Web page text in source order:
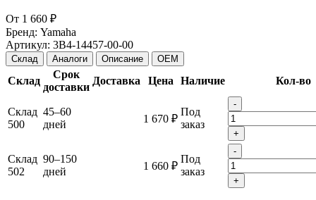
От 1 660 ₽
Бренд: Yamaha
Артикул: 3B4-14457-00-00
Склад Аналоги Описание OEM
Склад
Срок
доставки
Доставка Цена Наличие Кол-во
Склад
500
45–60
дней
1 670 ₽
Под
заказ
-
+
Склад
502
90–150
дней
1 660 ₽
Под
заказ
-
+